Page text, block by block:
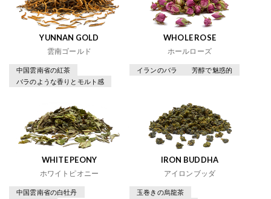
YUNNAN GOLD
雲南ゴールド
中国雲南省の紅茶
バラのような香りとモルト感
WHOLE ROSE
ホールローズ
イランのバラ 芳醇で魅惑的
WHITE PEONY
ホワイトピオニー
中国雲南省の白牡丹
IRON BUDDHA
アイロンブッダ
玉巻きの烏龍茶